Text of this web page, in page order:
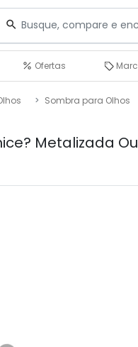
Ofertas
Sombra para Olhos
Metalizada